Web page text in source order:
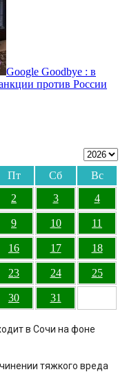
Google Goodbye : в
против России
Пт Сб
Вс
2 3 4
9 10 11
16 17 18
23 24 25
30 31
в Сочи на фоне
тяжкого вреда